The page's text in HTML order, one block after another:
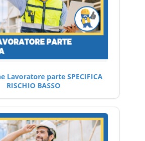
Lavoratore parte SPECIFICA
RISCHIO BASSO